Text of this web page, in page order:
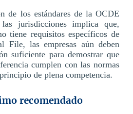
de los estándares de la OCDE
jurisdicciones implica que,
tiene requisitos específicos de
File, las empresas aún deben
suficiente para demostrar que
cumplen con las normas
de plena competencia.
recomendado